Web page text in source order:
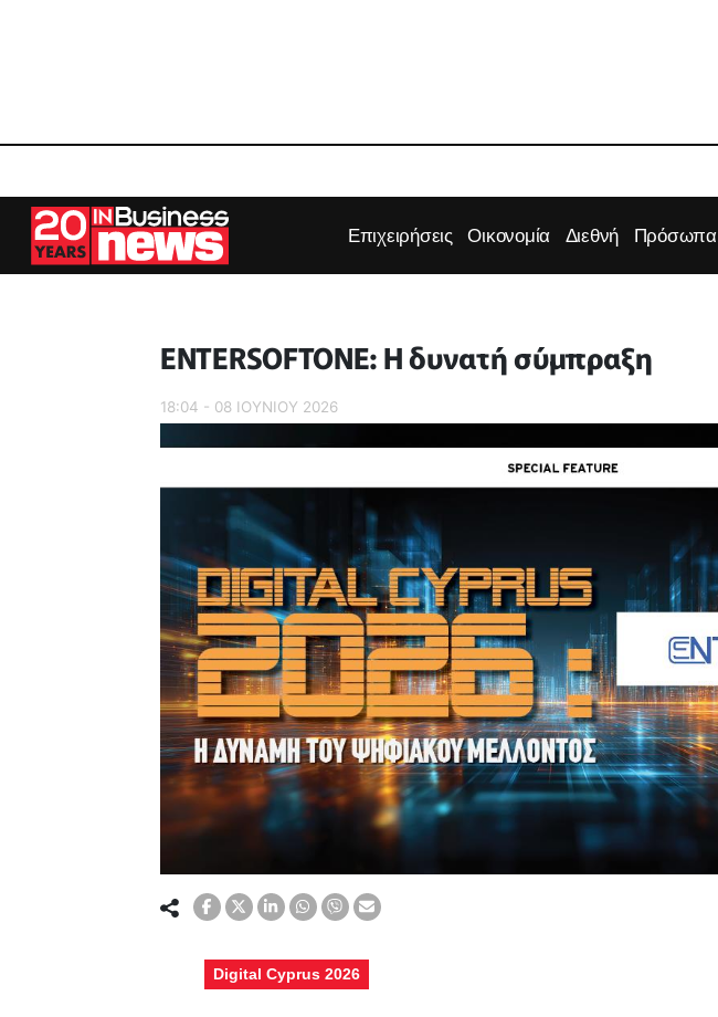
Επιχειρήσεις Οικονομία Διεθνή Πρόσωπα
ENTERSOFTONE: Η δυνατή σύμπραξη
18:04 - 08 ΙΟΥΝΙΟΥ 2026
Digital Cyprus 2026